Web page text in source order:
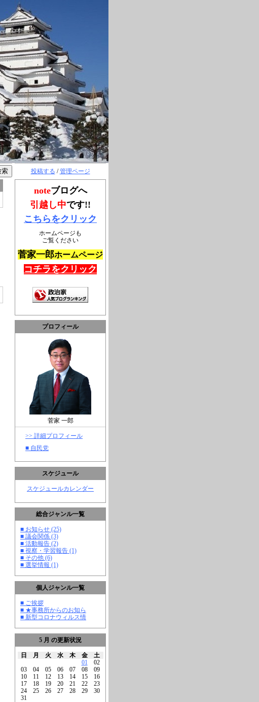
投稿する /管理ページ
noteブログへ
引越し中です!!
こちらをクリック
ホームページも
ご覧ください
菅家一郎ホームページ
コチラをクリック
プロフィール
菅家 一郎
>> 詳細プロフィール
■ 自民党
スケジュール
スケジュールカレンダー
総合ジャンル一覧
■ お知らせ (25)
■ 議会関係 (3)
■ 活動報告 (2)
■ 視察・学習報告 (1)
■ その他 (6)
■ 選挙情報 (1)
個人ジャンル一覧
■ ご挨拶
■ ★事務所からのお知ら
■ 新型コロナウィルス情
5 月 の更新状況
日 月 火 水 木 金
土
01
02
03
04 05 06 07 08
09
10
11 12 13 14 15
16
17
18 19 20 21 22
23
24
25 26 27 28 29
30
31